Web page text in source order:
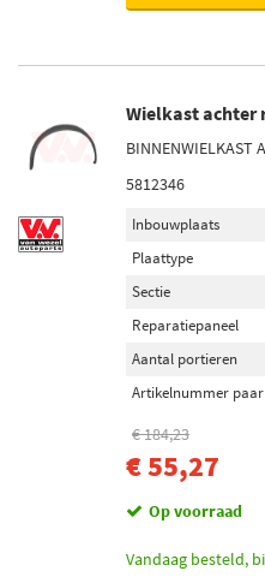
Wielkast achter
BINNENWIELKAST
5812346
Inbouwplaats
Plaattype
Sectie
Reparatiepaneel
Aantal portieren
Artikelnummer paar
€ 184,23
€ 55,27
Op voorraad
Vandaag besteld,